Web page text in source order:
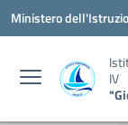
Vai ai contenuti
Vai al menu di
Vai al footer
Ministero
IV